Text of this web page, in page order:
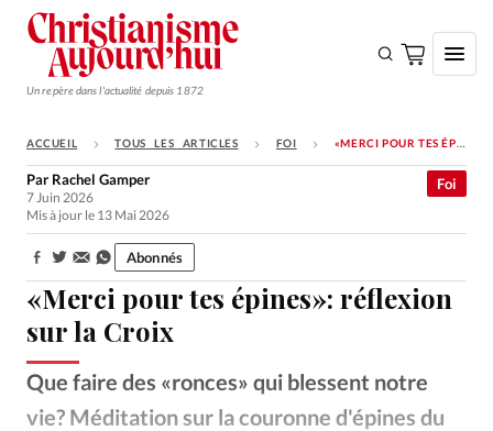
Un repère dans l'actualité depuis 1872
S'ABONNER
Monde
Opinions
Tous les articles
Faire un don
Emploi
ACCUEIL TOUS LES ARTICLES FOI «MERCI POUR TES ÉPINES»: RÉFLEXION SUR LA CROIX
«Merci pour tes épines»: réflexion
sur la Croix
Que faire des «ronces» qui blessent notre
vie? Méditation sur la couronne d'épines du
Foi
Par Rachel Gamper
7 Juin 2026
Mis à jour le 13 Mai 2026
Partager: Abonnés